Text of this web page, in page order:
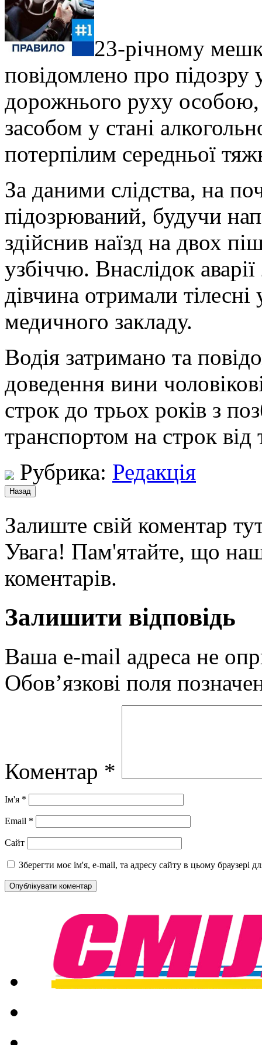
23-річному
повідомлено про
дорожнього руху
засобом у стані
потерпілим середньої
За даними слідства, на
підозрюваний, будучи
здійснив наїзд на двох
узбіччю. Внаслідок
дівчина отримали
медичного закладу.
Водія затримано та
доведення вини
строк до трьох років з
транспортом на строк від
Рубрика: Редакція
Залиште свій коментар
Увага! Пам'ятайте, що
коментарів.
Залишити відповідь
Ваша e-mail адреса не
Обов’язкові поля
Коментар *
Ім'я *
Email *
Сайт
Зберегти моє ім'я, e-mail, та адресу сайту в цьому браузері